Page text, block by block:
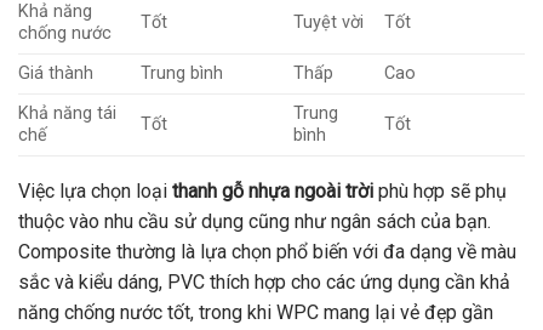
Khả năng
chống nước
Tốt Tuyệt vời Tốt
Giá thành Trung bình Thấp
Cao
Khả năng tái
chế
Tốt
Trung
bình
Tốt
Việc lựa chọn loại thanh gỗ nhựa ngoài trời phù hợp sẽ phụ
thuộc vào nhu cầu sử dụng cũng như ngân sách của bạn.
Composite thường là lựa chọn phổ biến với đa dạng về màu
sắc và kiểu dáng, PVC thích hợp cho các ứng dụng cần khả
năng chống nước tốt, trong khi WPC mang lại vẻ đẹp gần